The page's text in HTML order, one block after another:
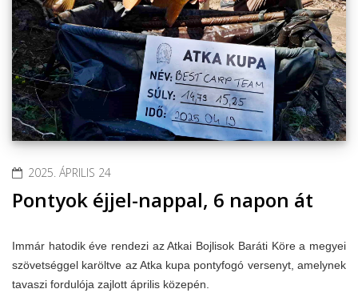
2025. ÁPRILIS 24
Pontyok éjjel-nappal, 6 napon át
Immár hatodik éve rendezi az Atkai Bojlisok Baráti Köre a megyei
szövetséggel karöltve az Atka kupa pontyfogó versenyt, amelynek
tavaszi fordulója zajlott április közepén.